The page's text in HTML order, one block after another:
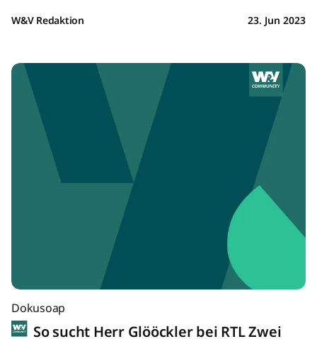
W&V Redaktion 23. Jun 2023
Dokusoap
So sucht Herr Glööckler bei RTL Zwei